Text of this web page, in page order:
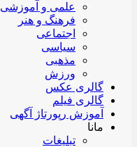
علمی و آموزشی
فرهنگ و هنر
اجتماعی
سیاسی
مذهبی
ورزش
گالری عکس
گالری فیلم
آموزش رپورتاژ آگهی
مانا
تبلیغات